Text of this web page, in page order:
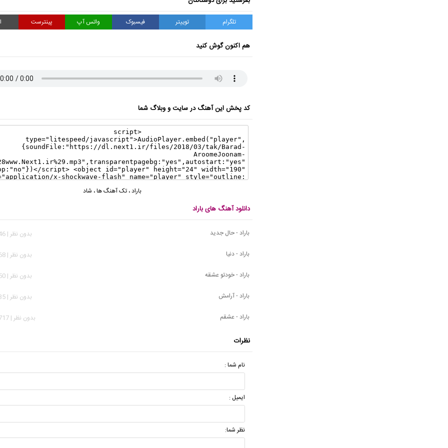
تلگرام توییتر فیسبوک واتس آپ پینترست
هم اکنون گوش کنید
کد پخش این آهنگ در سایت و وبلاگ شما
باراد،تک آهنگ ها، شاد
دانلود آهنگ های باراد
باراد - حال جدید
بدون نظر | 1,646 بازدید
باراد - دنیا
بدون نظر | 1,968 بازدید
باراد - خودتو عشقه
بدون نظر | 1,650 بازدید
باراد - آرامش
بدون نظر | 3,935 بازدید
باراد - عشقم
بدون نظر | 23,717 بازدید
نظرات
نام شما :
ایمیل :
نظر شما: